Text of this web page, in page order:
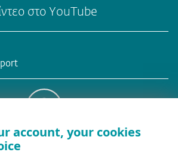
στο YouTube
πελάτης
account, your cookies